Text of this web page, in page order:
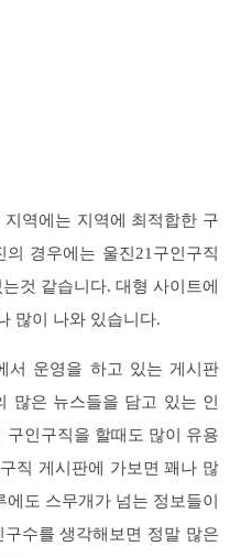
역에는 지역에 최적합한 구
경우에는 울진21구인구직
것 같습니다. 대형 사이트에
많이 나와 있습니다.
서 운영을 하고 있는 게시판
많은 뉴스들을 담고 있는 인
인구직을 할때도 많이 유용
직 게시판에 가보면 꽤나 많
도 스무개가 넘는 정보들이
수를 생각해보면 정말 많은